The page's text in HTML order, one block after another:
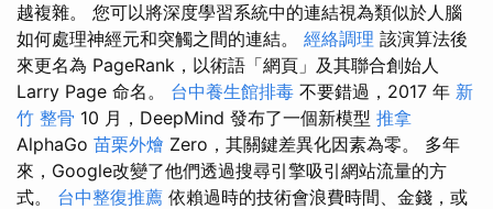
越複雜。 您可以將深度學習系統中的連結視為類似於人腦
如何處理神經元和突觸之間的連結。 經絡調理 該演算法後
來更名為 PageRank，以術語「網頁」及其聯合創始人
Larry Page 命名。 台中養生館排毒 不要錯過，2017 年 新
竹 整骨 10 月，DeepMind 發布了一個新模型 推拿
AlphaGo 苗栗外燴 Zero，其關鍵差異化因素為零。 多年
來，Google改變了他們透過搜尋引擎吸引網站流量的方
式。 台中整復推薦 依賴過時的技術會浪費時間、金錢，或